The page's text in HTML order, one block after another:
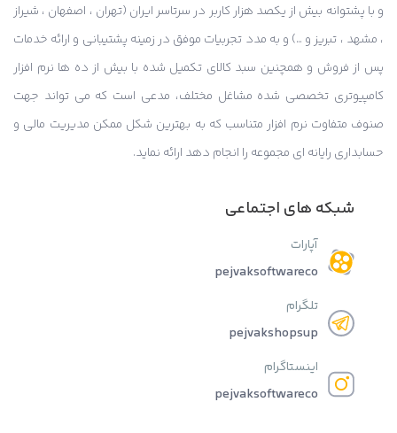
و با پشتوانه بیش از یکصد هزار کاربر در سرتاسر ایران (تهران ، اصفهان ، شیراز
، مشهد ، تبریز و …) و به مدد تجربیات موفق در زمینه پشتیبانی و ارائه خدمات
پس از فروش و همچنین سبد کالای تکمیل شده با بیش از ده ها نرم افزار
کامپیوتری تخصصی شده مشاغل مختلف، مدعی است که می تواند جهت
صنوف متفاوت نرم افزار متناسب که به بهترین شکل ممکن مدیریت مالی و
حسابداری رایانه ای مجموعه را انجام دهد ارائه نماید.
شبکه های اجتماعی
آپارات
pejvaksoftwareco
تلگرام
pejvakshopsup
اینستاگرام
pejvaksoftwareco